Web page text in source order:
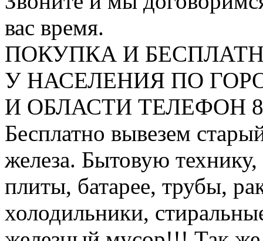
вас время.
ПОКУПКА И
У НАСЕЛЕНИЯ ПО
И ОБЛАСТИ ТЕЛЕФОН 8
Бесплатно вывезем
железа. Бытовую
плиты, батарее, трубы,
холодильники,